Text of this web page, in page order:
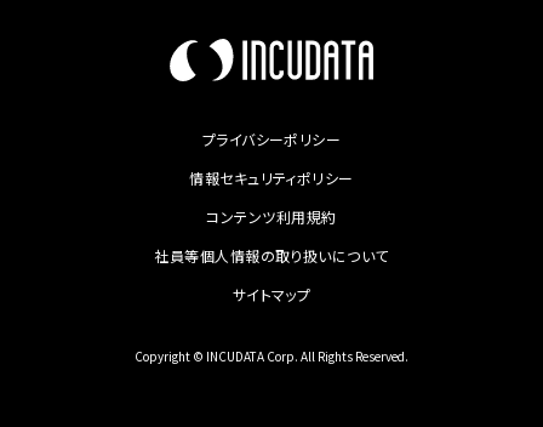
プライバシーポリシー
情報セキュリティポリシー
コンテンツ利用規約
社員等個人情報の取り扱いについて
サイトマップ
Copyright © INCUDATA Corp. All Rights Reserved.